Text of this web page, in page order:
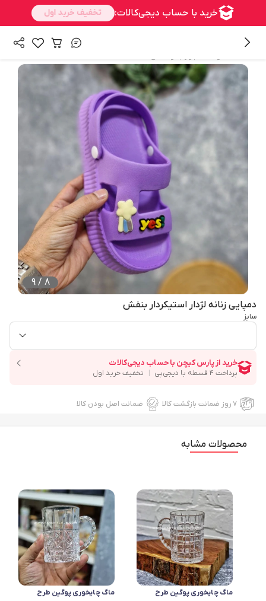
8
/
9
دمپایی زنانه لژدار استیکردار بنفش
سایز
۷ روز ضمانت بازگشت کالا ضمانت اصل بودن کالا
محصولات مشابه
ماگ چایخوری پوگین طرح
ماگ چایخوری پوگین طرح